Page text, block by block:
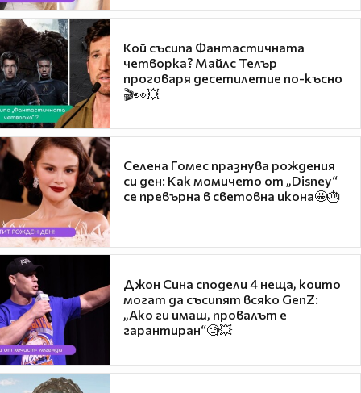
Кой съсипа Фантастичната
четворка? Майлс Телър
проговаря десетилетие по-късно
🎬👀💥
Селена Гомес празнува рождения
си ден: Как момичето от „Disney“
се превърна в световна икона🤩🎂
Джон Сина сподели 4 неща, които
могат да съсипят всяко GenZ:
„Ако ги имаш, провалът е
гарантиран“🧐💥